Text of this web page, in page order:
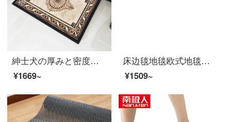
紳士犬の厚みと密度の高いヨーロッパ式クッションの入り口に入る家用の玄関の玄関に入ると、バスルームのバスルームの吸水滑り止めパッドが水洗いできます。1777 BK黒い金60*90 cm 1200 Vの重さは約3.3斤です。
¥1669~
床边毯地毯欧式地毯卧室地毯客厅地毯茶几地毯榻榻米地毯飘窗毯床边毯定制 加厚羊羔绒玫红色 180*200厘米
¥1509~